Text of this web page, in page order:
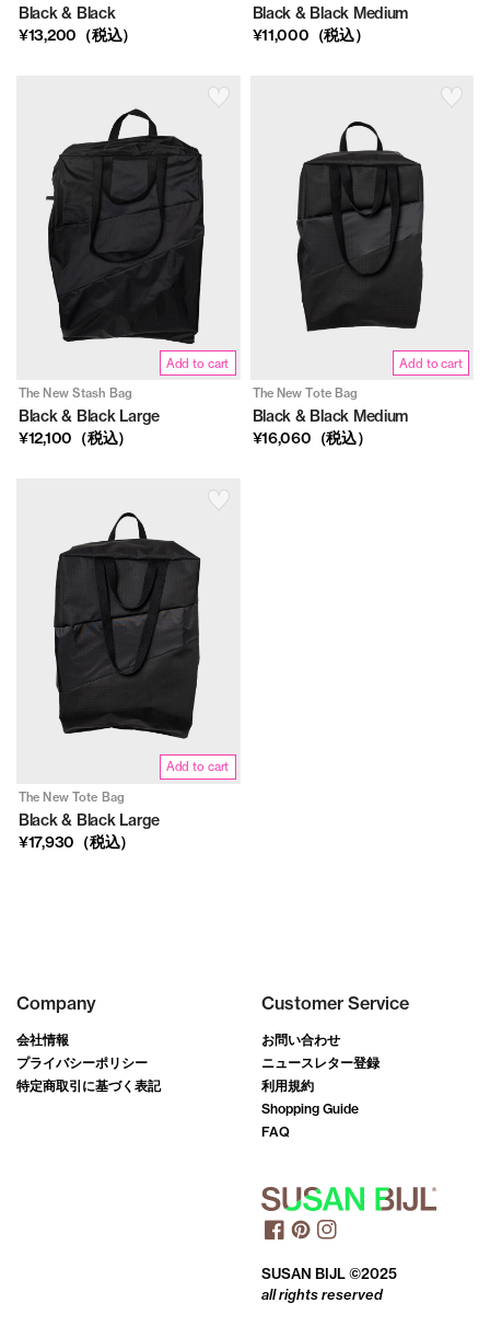
Black & Black
¥13,200（税込）
Black & Black Medium
¥11,000（税込）
Add to cart
The New Stash Bag
Black & Black Large
¥12,100（税込）
Add to cart
The New Tote Bag
Black & Black Medium
¥16,060（税込）
Add to cart
The New Tote Bag
Black & Black Large
¥17,930（税込）
Company
会社情報
プライバシーポリシー
特定商取引に基づく表記
Customer Service
お問い合わせ
ニュースレター登録
利用規約
Shopping Guide
FAQ
SUSAN BIJL ©2025
all rights reserved